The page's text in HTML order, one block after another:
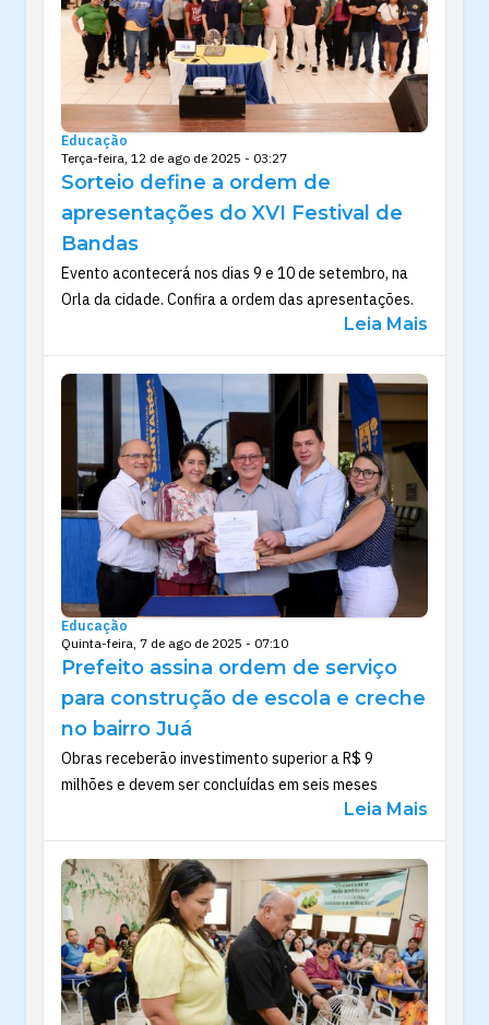
Educação
Terça-feira, 12 de ago de 2025 - 03:27
Sorteio define a ordem de
apresentações do XVI Festival de
Bandas
Evento acontecerá nos dias 9 e 10 de setembro, na
Orla da cidade. Confira a ordem das apresentações.
Leia Mais
Educação
Quinta-feira, 7 de ago de 2025 - 07:10
Prefeito assina ordem de serviço
para construção de escola e creche
no bairro Juá
Obras receberão investimento superior a R$ 9
milhões e devem ser concluídas em seis meses
Leia Mais